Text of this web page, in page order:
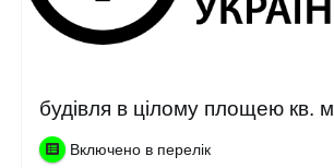
будівля в цілому площею кв. м
Включено в перелік